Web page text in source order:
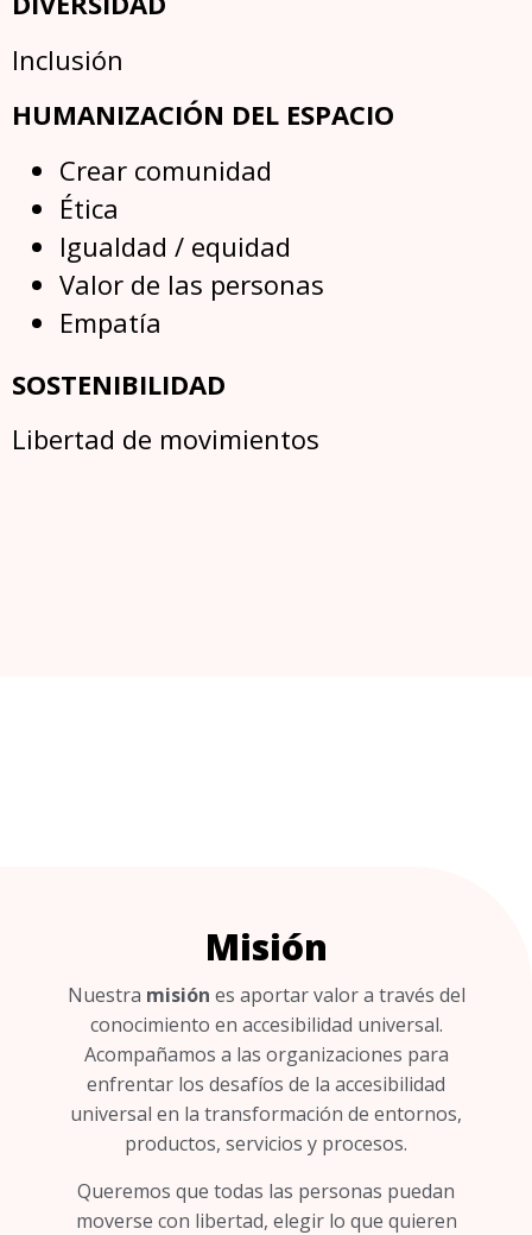
Inclusión
HUMANIZACIÓN DEL ESPACIO
Crear comunidad
Ética
Igualdad / equidad
Valor de las personas
Empatía
SOSTENIBILIDAD
Libertad de movimientos
Misión
Nuestra misión es aportar valor a través del
conocimiento en accesibilidad universal.
Acompañamos a las organizaciones para
enfrentar los desafíos de la accesibilidad
universal en la transformación de entornos,
productos, servicios y procesos.
Queremos que todas las personas puedan
moverse con libertad, elegir lo que quieren